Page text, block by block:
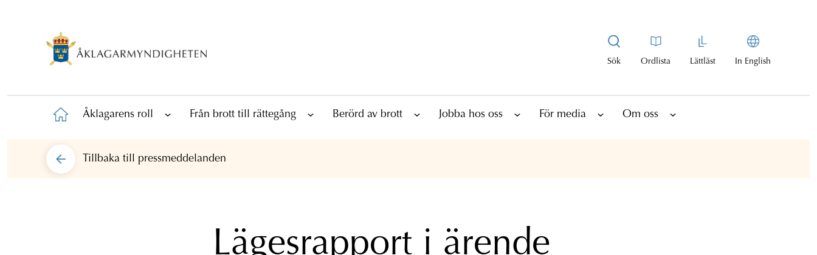
Sök Ordlista Lättläst In English
Åklagarens roll Från brott till rättegång Berörd av brott Jobba hos oss För media Om oss
Tillbaka till pressmeddelanden
Lägesrapport i ärende